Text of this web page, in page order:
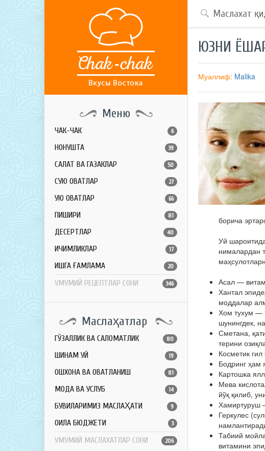
Меню
ЧАК-ЧАК 6
НОНУШТА 39
САЛАТ ВА ГАЗАКЛАР 50
СУЮҚ ОВҚАТЛАР 27
ҚУЮҚ ОВҚАТЛАР 66
ПИШИРИҚ 81
ДЕСЕРТЛАР 40
ИЧИМЛИКЛАР 17
ҚИШГА ҒАМЛАМА 20
УМУМИЙ РЕЦЕПТЛАР СОНИ 346
Маслаҳатлар
ГЎЗАЛЛИК ВА САЛОМАТЛИК 80
ШИНАМ УЙ 19
ОШХОНА ВА ОВҚАТЛАНИШ 81
МОДА ВА УСЛУБ 14
БУВИЛАРИМИЗ МАСЛАҲАТИ 9
ОИЛА БЮДЖЕТИ 3
УМУМИЙ МАСЛАХАТЛАР СОНИ 206
ЮЗНИ
Муаллиф: Malika
борича
Уй
нималардан
Асал —
Хантал
моддалар
Хом тухум —
шунингдек,
Сметана,
терини
Косметик
Бодринг ҳам
Картошка
Мева
йўқ қилиб,
Хамиртуруш
Геркулес
Табиий
витамини